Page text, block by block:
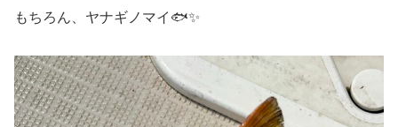
もちろん、ヤナギノマイ🐟✨